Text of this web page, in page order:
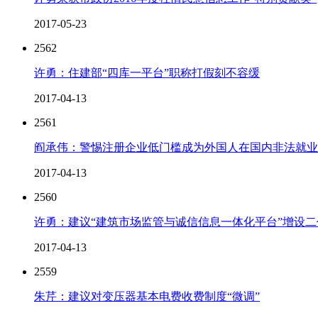
2017-05-23
2562
许勇：住建部“四库一平台”职称打假刻不容缓
2017-04-13
2561
阎承伟：警惕注册企业低门槛成为外国人在国内非法就
2017-04-13
2560
许勇：建议“建筑市场监管与诚信信息一体化平台”增设
2017-04-13
2559
朱芹：建议对变压器基本电费收费制度“微调”